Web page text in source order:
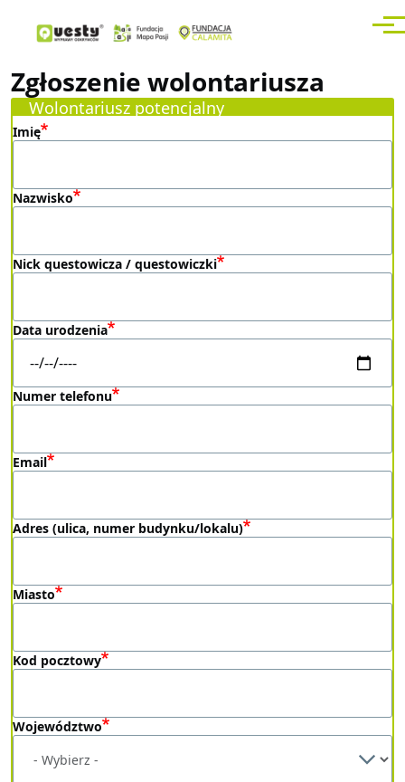
Zgłoszenie wolontariusza
Wolontariusz potencjalny
Imię
Nazwisko
Nick questowicza / questowiczki
Data urodzenia
Numer telefonu
Email
Adres (ulica, numer budynku/lokalu)
Miasto
Kod pocztowy
Województwo